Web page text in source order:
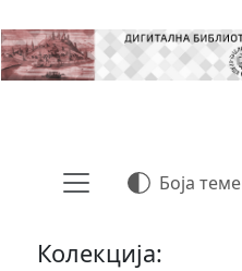
Боја теме
Колекција: